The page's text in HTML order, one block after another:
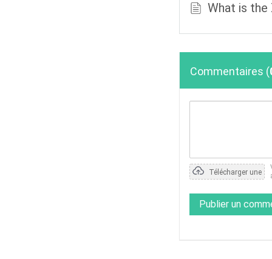
What is the
Commentaires (
Télécharger une
Publier un